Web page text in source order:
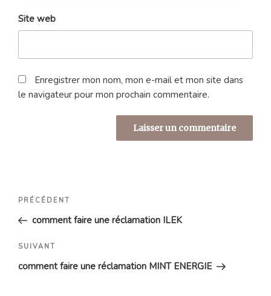
Site web
Enregistrer mon nom, mon e-mail et mon site dans
le navigateur pour mon prochain commentaire.
Navigation
l’article
Article
précédent
PRÉCÉDENT
comment faire une réclamation ILEK
Article
suivant
SUIVANT
comment faire une réclamation MINT ENERGIE